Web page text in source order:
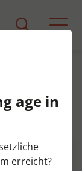
age in
erreicht?